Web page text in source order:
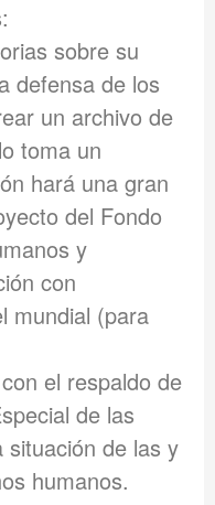
sobre su
defensa de los
un archivo de
toma un
hará una gran
del Fondo
y
con
mundial (para
el respaldo de
de las
situación de las y
humanos.